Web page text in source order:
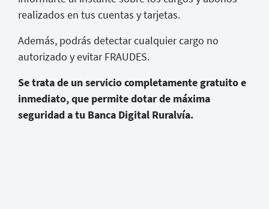
realizados en tus cuentas y tarjetas.
Además, podrás detectar cualquier cargo no
autorizado y evitar FRAUDES.
Se trata de un servicio completamente gratuito e
inmediato, que permite dotar de máxima
seguridad a tu Banca Digital Ruralvía.